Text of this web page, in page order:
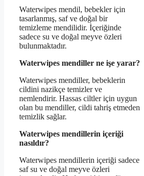
Waterwipes mendil, bebekler için
tasarlanmış, saf ve doğal bir
temizleme mendilidir. İçeriğinde
sadece su ve doğal meyve özleri
bulunmaktadır.
Waterwipes mendiller ne işe yarar?
Waterwipes mendiller, bebeklerin
cildini nazikçe temizler ve
nemlendirir. Hassas ciltler için uygun
olan bu mendiller, cildi tahriş etmeden
temizlik sağlar.
Waterwipes mendillerin içeriği
nasıldır?
Waterwipes mendillerin içeriği sadece
saf su ve doğal meyve özleri